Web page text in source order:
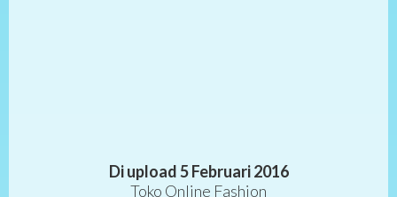
Di upload 5 Februari 2016
Toko Online Fashion